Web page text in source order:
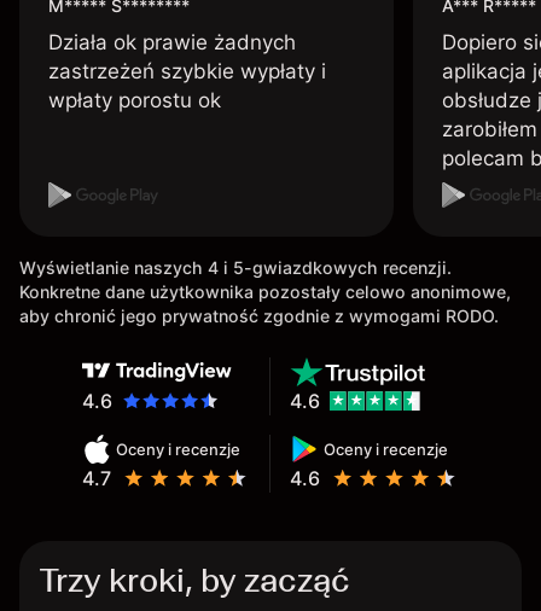
M***** S********
Działa ok prawie żadnych
zastrzeżeń szybkie wypłaty i
wpłaty porostu ok
A*** R*****
Dopiero
aplikacja
polecam
Wyświetlanie naszych 4 i 5-gwiazdkowych recenzji.
Konkretne dane użytkownika pozostały celowo anonimowe,
aby chronić jego prywatność zgodnie z wymogami RODO.
4.6
Oceny i recenzje
4.7
Oceny i recenzje
4.6
4.6
Trzy kroki, by zacząć